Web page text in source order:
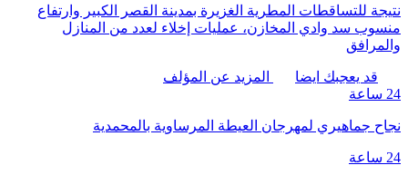
نتيجة للتساقطات المطرية الغزيرة بمدينة القصر الكبير وارتفاع
منسوب سد وادي المخازن، عمليات إخلاء لعدد من المنازل
والمرافق
قد يعجبك ايضا
المزيد عن المؤلف
24 ساعة
نجاح جماهيري لمهرجان العيطة المرساوية بالمحمدية
24 ساعة